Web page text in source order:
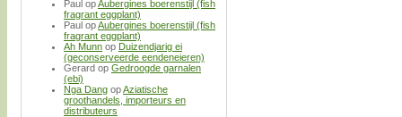
Paul opAubergines boerenstijl (fish
fragrant eggplant)
Paul opAubergines boerenstijl (fish
fragrant eggplant)
Ah Munn op Duizendjarig ei
(geconserveerde eendeneieren)
Gerard op Gedroogde garnalen
(ebi)
Nga Dang opAziatische
groothandels, importeurs en
distributeurs